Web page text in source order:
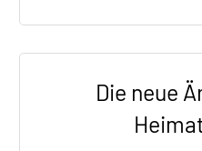
Die neue